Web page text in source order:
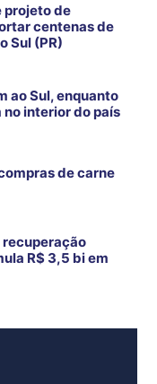
projeto de
centenas de
Sul (PR)
ao Sul, enquanto
interior do país
de carne
recuperação
R$ 3,5 bi em